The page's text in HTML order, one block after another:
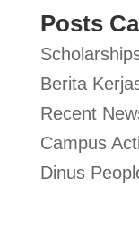
Posts
Berita
Recent
Campus
Dinus